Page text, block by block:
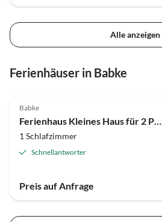
Alle anzeigen
Ferienhäuser in Babke
Babke
Ferienhaus Kleines Haus für 2 Personen im Müritz-Nationalpark
1 Schlafzimmer
Schnellantworter
Preis auf Anfrage